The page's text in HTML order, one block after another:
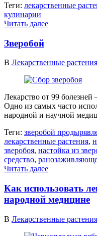
Теги: лекарственные
кулинарии
Читать далее
Зверобой
В Лекарственные растения
Лекарство от 99 болезней
Одно из самых часто
народной и научной
Теги: зверобой
лекарственные растения,
зверобоя, настойка из
средство,
Читать далее
Как использовать
народной медицине
В Лекарственные растения